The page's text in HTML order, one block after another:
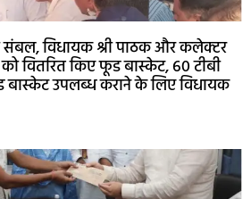
संबल, विधायक श्री पाठक और कलेक्टर
को वितरित किए फूड बास्केट, 60 टीबी
बास्केट उपलब्ध कराने के लिए विधायक